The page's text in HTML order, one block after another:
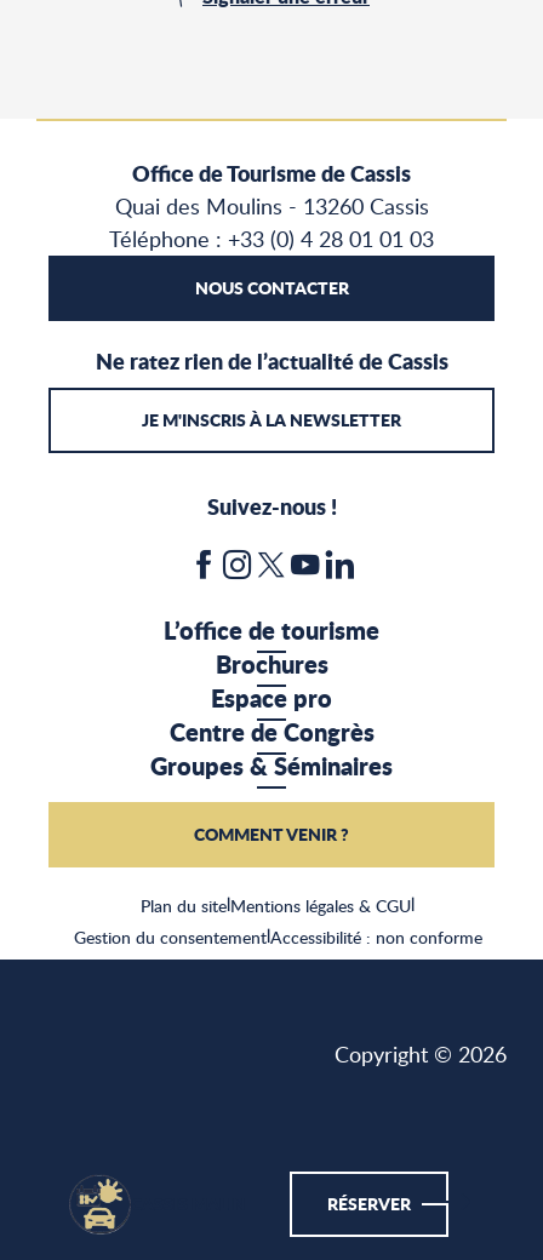
CASSIS MALIN RÉSERVER
Office de Tourisme de Cassis
Quai des Moulins - 13260 Cassis
Téléphone : +33 (0) 4 28 01 01 03
NOUS CONTACTER
Ne ratez rien de l’actualité de Cassis
JE M'INSCRIS À LA NEWSLETTER
Suivez-nous !
Plan du site|Mentions légales & CGU|
Gestion du consentement|Accessibilité : non conforme
L’office de tourisme
Brochures
Espace pro
Centre de Congrès
Groupes & Séminaires
COMMENT VENIR ?
Copyright © 2026